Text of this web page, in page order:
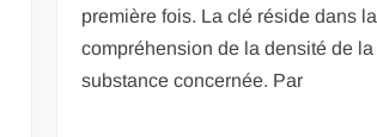
première fois. La clé réside dans la
compréhension de la densité de la
substance concernée. Par